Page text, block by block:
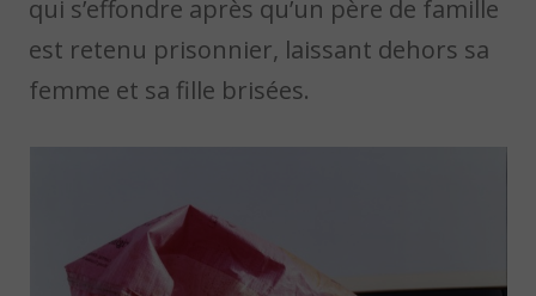
qui s’effondre après qu’un père de famille
est retenu prisonnier, laissant dehors sa
femme et sa fille brisées.